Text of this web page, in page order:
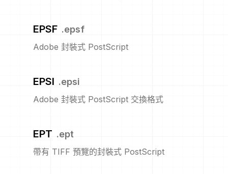
EPSF .epsf
Adobe 封裝式 PostScript
EPSI .epsi
Adobe 封裝式 PostScript 交換格式
EPT .ept
帶有 TIFF 預覽的封裝式 PostScript